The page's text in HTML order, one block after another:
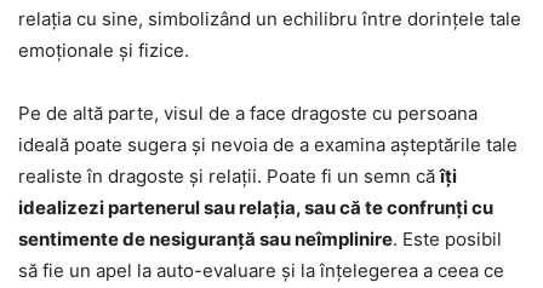
relația cu sine, simbolizând un echilibru între dorințele tale
emoționale și fizice.
Pe de altă parte, visul de a face dragoste cu persoana
ideală poate sugera și nevoia de a examina așteptările tale
realiste în dragoste și relații. Poate fi un semn căîți
idealizezi partenerul sau relația, sau că te confrunți cu
sentimente de nesiguranță sau neîmplinire. Este posibil
să fie un apel la auto-evaluare și la înțelegerea a ceea ce